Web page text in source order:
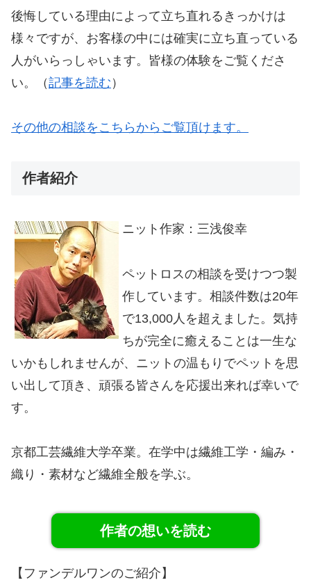
後悔している理由によって立ち直れるきっかけは
様々ですが、お客様の中には確実に立ち直っている
人がいらっしゃいます。皆様の体験をご覧くださ
い。（記事を読む ）
その他の相談をこちらからご覧頂けます。
作者紹介
ニット作家：三浅俊幸
ペットロスの相談を受けつつ製
作しています。相談件数は20年
で13,000人を超えました。気持
ちが完全に癒えることは一生な
いかもしれませんが、ニットの温もりでペットを思
い出して頂き、頑張る皆さんを応援出来れば幸いで
す。
京都工芸繊維大学卒業。在学中は繊維工学・編み・
織り・素材など繊維全般を学ぶ。
作者の想いを読む
【ファンデルワンのご紹介】